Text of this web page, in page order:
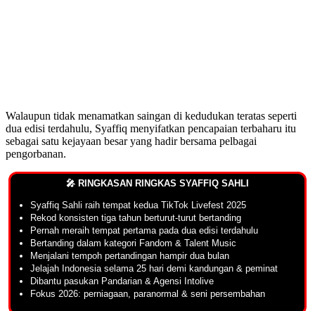
Walaupun tidak menamatkan saingan di kedudukan teratas seperti
dua edisi terdahulu, Syaffiq menyifatkan pencapaian terbaharu itu
sebagai satu kejayaan besar yang hadir bersama pelbagai
pengorbanan.
🎤 RINGKASAN RINGKAS SYAFFIQ SAHLI
Syaffiq Sahli raih tempat kedua TikTok Livefest 2025
Rekod konsisten tiga tahun berturut-turut bertanding
Pernah meraih tempat pertama pada dua edisi terdahulu
Bertanding dalam kategori Fandom & Talent Music
Menjalani tempoh pertandingan hampir dua bulan
Jelajah Indonesia selama 25 hari demi kandungan & peminat
Dibantu pasukan Pandarian & Agensi Intolive
Fokus 2026: perniagaan, paranormal & seni persembahan